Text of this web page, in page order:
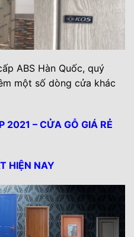
ABS Hàn Quốc, quý
một số dòng cửa khác
2021 – CỬA GỖ GIÁ RẺ
HIỆN NAY